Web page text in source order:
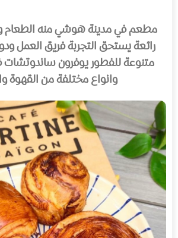
مطعم في مدينة هوشي منه الطعام
رائعة يستحق التجربة فريق العمل
متنوعة للفطور يوفرون ساندوتشات
وانواع مختلفة من القهوة